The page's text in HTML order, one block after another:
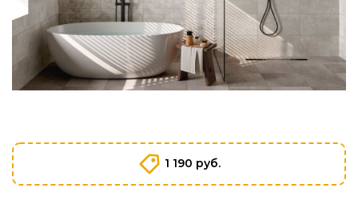
1 190 руб.